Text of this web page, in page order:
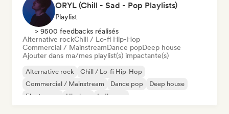
ORYL (Chill - Sad - Pop Playlists)
Playlist
> 9500 feedbacks réalisés
Alternative rockChill / Lo-fi Hip-Hop
Commercial / MainstreamDance popDeep house
Ajouter dans ma/mes playlist(s) impactante(s)
Alternative rock
Chill / Lo-fi Hip-Hop
Commercial / Mainstream
Dance pop
Deep house
Electropop
Hip-hop Indie pop